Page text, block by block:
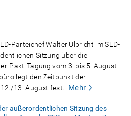
Parteichef Walter Ulbricht im SED-
Sitzung über die
Pakt-Tagung vom 3. bis 5. August
legt den Zeitpunkt der
13. August fest.
Mehr
außerordentlichen Sitzung des